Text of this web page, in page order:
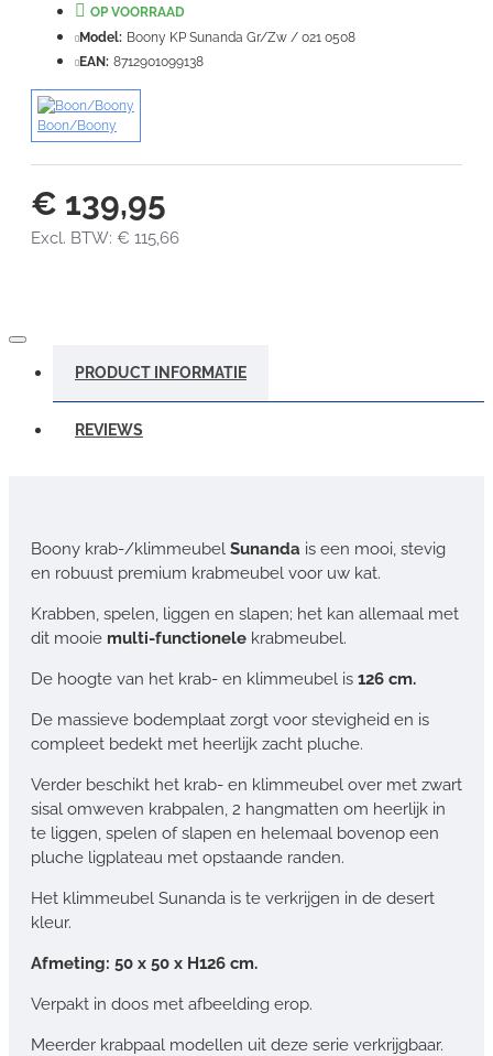
VERDER
€ 139,95
Excl. BTW: € 115,66
OP VOORRAAD
Model: Boony KP Sunanda Gr/Zw / 021 0508
EAN: 8712901099138
Boon/Boony
PRODUCT INFORMATIE
REVIEWS
Boony krab-/klimmeubel Sunanda is een mooi, stevig
en robuust premium krabmeubel voor uw kat.
Krabben, spelen, liggen en slapen; het kan allemaal met
dit mooie multi-functionele krabmeubel.
De hoogte van het krab- en klimmeubel is 126 cm.
De massieve bodemplaat zorgt voor stevigheid en is
compleet bedekt met heerlijk zacht pluche.
Verder beschikt het krab- en klimmeubel over met zwart
sisal omweven krabpalen, 2 hangmatten om heerlijk in
te liggen, spelen of slapen en helemaal bovenop een
pluche ligplateau met opstaande randen.
Het klimmeubel Sunanda is te verkrijgen in de desert
kleur.
Afmeting: 50 x 50 x H126 cm.
Verpakt in doos met afbeelding erop.
Meerder krabpaal modellen uit deze serie verkrijgbaar.